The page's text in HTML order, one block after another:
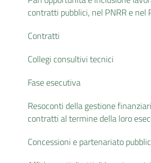
contratti pubblici, nel PNRR e nel
Contratti
Collegi consultivi tecnici
Fase esecutiva
Resoconti della gestione
contratti al termine della loro
Concessioni e partenariato